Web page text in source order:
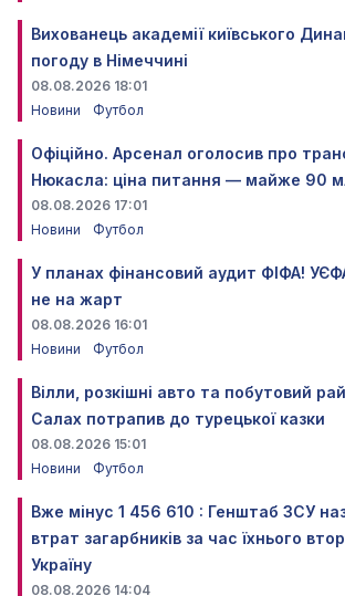
Вихованець академії київського
погоду в Німеччині
08.08.2026 18:01
Новини
Футбол
Офіційно. Арсенал оголосив про
Нюкасла: ціна питання — майже 90
08.08.2026 17:01
Новини
Футбол
У планах фінансовий аудит ФІФА!
не на жарт
08.08.2026 16:01
Новини
Футбол
Вілли, розкішні авто та побутовий
Салах потрапив до турецької казки
08.08.2026 15:01
Новини
Футбол
Вже мінус 1 456 610 : Генштаб ЗСУ
втрат загарбників за час їхнього
Україну
08.08.2026 14:04